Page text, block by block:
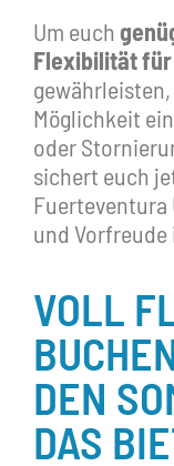
Um euch
Flexibilität für
Möglichkeit
oder
sichert euch
und
VOLL
DEN
DAS